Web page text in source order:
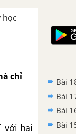
học
chỉ
với hai